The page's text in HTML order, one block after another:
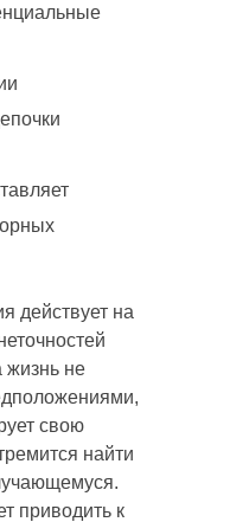
действует на
жизнь не
свою
найти
приводить к